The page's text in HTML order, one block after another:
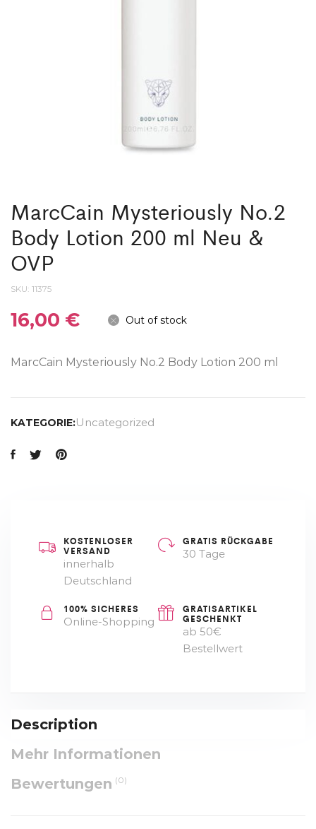
MarcCain Mysteriously No.2
Body Lotion 200 ml Neu &
OVP
SKU: 11375
16,00 € Out of stock
MarcCain Mysteriously No.2 Body Lotion 200 ml
KATEGORIE:Uncategorized
KOSTENLOSER
VERSAND
innerhalb
Deutschland
GRATIS RÜCKGABE
30 Tage
100% SICHERES
Online-Shopping
GRATISARTIKEL
GESCHENKT
ab 50€
Bestellwert
Description
Mehr Informationen
Bewertungen(0)